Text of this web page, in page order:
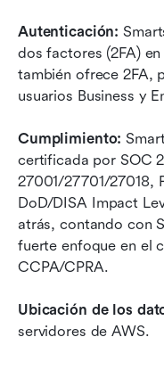
Autenticación:
dos factores (2FA)
también ofrece 2FA,
usuarios Business y
Cumplimiento:
certificada por SOC
27001/27701/27018,
DoD/DISA Impact
atrás, contando con
fuerte enfoque en el
CCPA/CPRA.
Ubicación de los
servidores de AWS.